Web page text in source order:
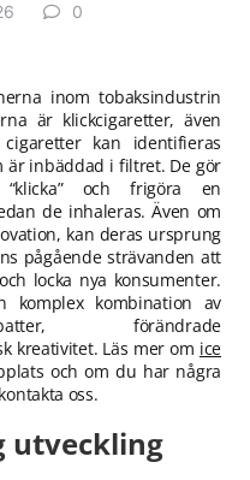
0
inom tobaksindustrin
är klickcigaretter, även
cigaretter kan identifieras
är inbäddad i filtret. De gör
och frigöra en
de inhaleras. Även om
kan deras ursprung
pågående strävanden att
locka nya konsumenter.
komplex kombination av
förändrade
kreativitet. Läs mer om ice
och om du har några
oss.
utveckling